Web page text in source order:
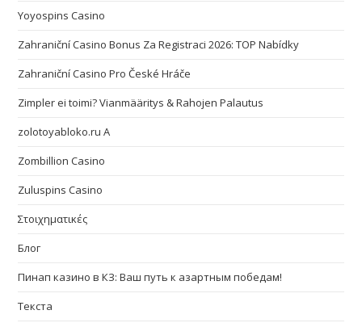
Yoyospins Casino
Zahraniční Casino Bonus Za Registraci 2026: TOP Nabídky
Zahraniční Casino Pro České Hráče
Zimpler ei toimi? Vianmääritys & Rahojen Palautus
zolotoyabloko.ru A
Zombillion Casino
Zuluspins Casino
Στοιχηματικές
Блог
Пинап казино в КЗ: Ваш путь к азартным победам!
Текста